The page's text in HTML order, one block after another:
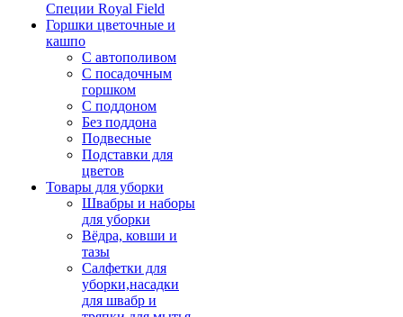
Специи Royal Field
Горшки цветочные и
кашпо
С автополивом
С посадочным
горшком
С поддоном
Без поддона
Подвесные
Подставки для
цветов
Товары для уборки
Швабры и наборы
для уборки
Вёдра, ковши и
тазы
Салфетки для
уборки,насадки
для швабр и